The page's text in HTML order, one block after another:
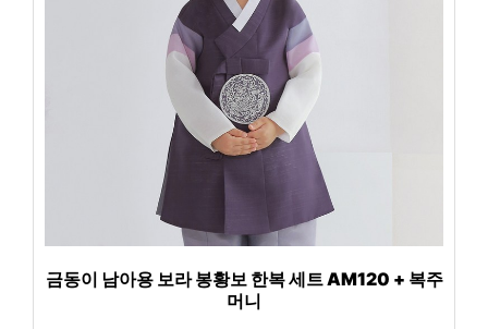
금동이 남아용 보라 봉황보 한복 세트 AM120 + 복주
머니